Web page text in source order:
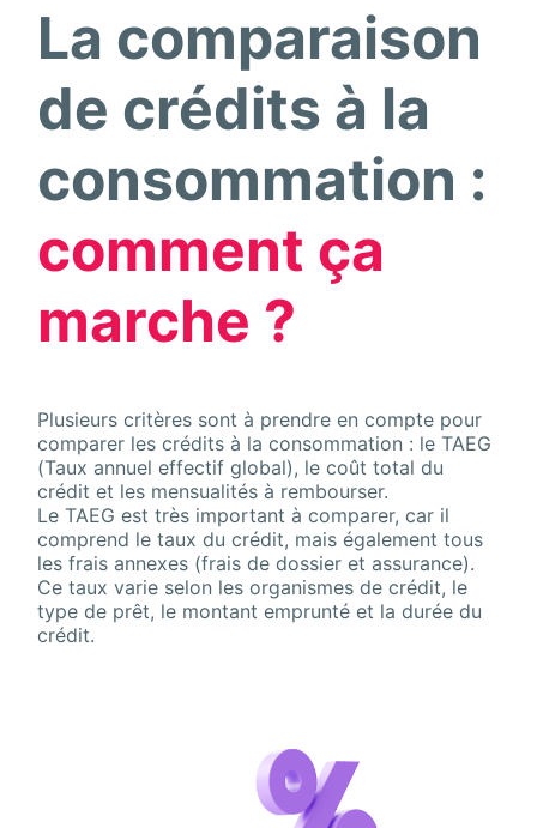
La comparaison
de crédits à la
consommation :
comment ça
marche ?
Plusieurs critères sont à prendre en compte pour
comparer les crédits à la consommation : le TAEG
(Taux annuel effectif global), le coût total du
crédit et les mensualités à rembourser.
Le TAEG est très important à comparer, car il
comprend le taux du crédit, mais également tous
les frais annexes (frais de dossier et assurance).
Ce taux varie selon les organismes de crédit, le
type de prêt, le montant emprunté et la durée du
crédit.